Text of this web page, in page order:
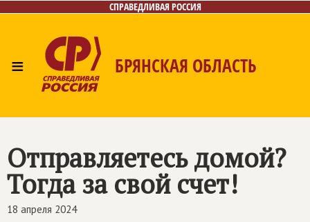
СПРАВЕДЛИВАЯ РОССИЯ
≡ БРЯНСКАЯ ОБЛАСТЬ
Отправляетесь домой?
Тогда за свой счет!
18 апреля 2024